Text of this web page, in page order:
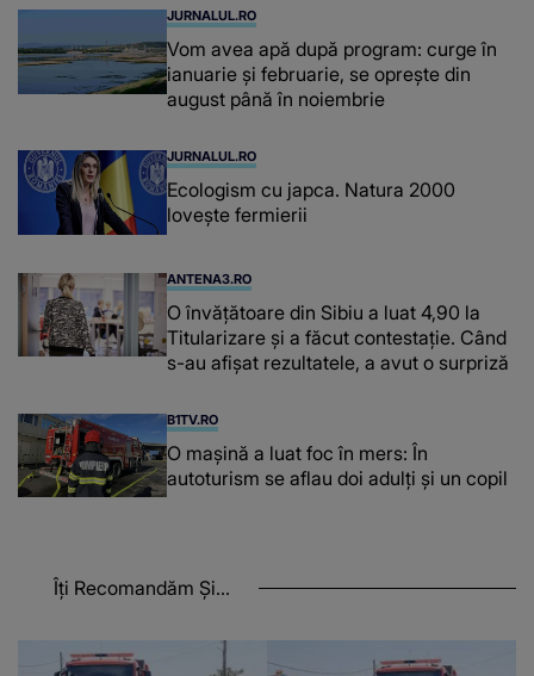
JURNALUL.RO
Vom avea apă după program: curge în
ianuarie și februarie, se oprește din
august până în noiembrie
JURNALUL.RO
Ecologism cu japca. Natura 2000
lovește fermierii
ANTENA3.RO
O învățătoare din Sibiu a luat 4,90 la
Titularizare și a făcut contestație. Când
s-au afișat rezultatele, a avut o surpriză
B1TV.RO
O maşină a luat foc în mers: În
autoturism se aflau doi adulți și un copil
Îți Recomandăm Și...